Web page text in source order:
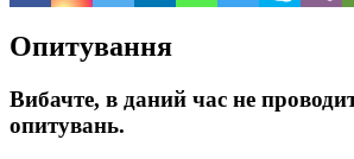
Опитування
Вибачте, в даний час не
опитувань.